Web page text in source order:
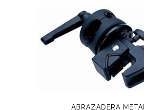
ABRAZADERA METAL